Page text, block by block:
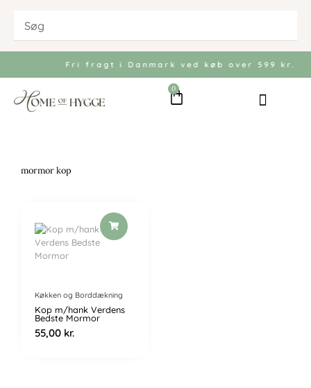
indholdet
Fri fragt i Danmark ved køb over 599 kr.
0
Kurv
mormor kop
Køkken og Borddækning
Kop m/hank Verdens
Bedste Mormor
55,00 kr.